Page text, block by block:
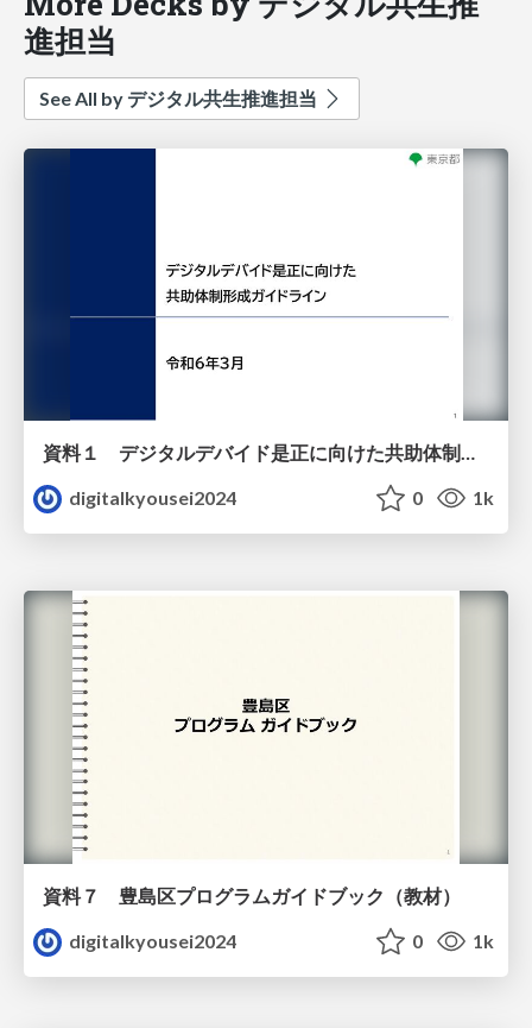
進担当
See All by デジタル共生推進担当
資料１ デジタルデバイド是正に向けた​共助体制形成ガイドライン（令和5年度更新版）
digitalkyousei2024
0 1k
資料７ 豊島区プログラムガイドブック（教材）
digitalkyousei2024
0 1k